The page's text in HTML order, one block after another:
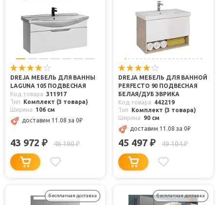
DREJA МЕБЕЛЬ ДЛЯ ВАННЫ
LAGUNA 105 ПОДВЕСНАЯ
Код товара 311917
Тип
Комплект (3 товара)
Ширина
106 см
доставим 11.08 за 0₽
43 972 ₽ 46 190₽
DREJA МЕБЕЛЬ ДЛЯ ВАННОЙ
PERFECTO 90 ПОДВЕСНАЯ
БЕЛАЯ/ДУБ ЭВРИКА
Код товара
442219
Тип
Комплект (3 товара)
Ширина
90 см
доставим 11.08 за 0₽
45 497 ₽ 49 104₽
бесплатная доставка бесплатная доставка